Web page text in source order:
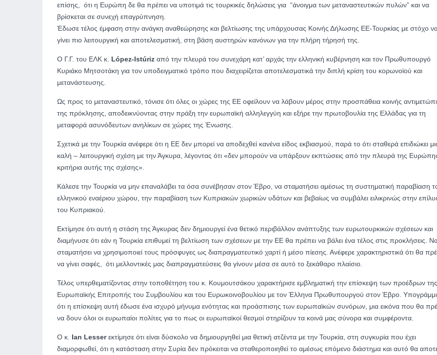
επίσης, ότι η Ευρώπη δε θα πρέπει να υποτιμά τις τουρκικές δηλώσεις για “άνοιγμα των μεταναστευτικών πυλών” και να
βρίσκεται σε συνεχή επαγρύπνηση.
Έδωσε τέλος έμφαση στην ανάγκη αναθεώρησης και βελτίωσης της υπάρχουσας Κοινής Δήλωσης ΕΕ-Τουρκίας με στόχο
γίνει πιο λειτουργική και αποτελεσματική, στη βάση αυστηρών κανόνων για την πλήρη τήρησή της.
Ο Γ.Γ. του ΕΛΚ κ. López-Istúriz από την πλευρά του συνεχάρη κατ’ αρχάς την ελληνική κυβέρνηση και τον Πρωθυπουργό
Κυριάκο Μητσοτάκη για τον υποδειγματικό τρόπο που διαχειρίζεται αποτελεσματικά την διπλή κρίση του κορωνοϊού και
μετανάστευσης.
Ως προς το μεταναστευτικό, τόνισε ότι όλες οι χώρες της ΕΕ οφείλουν να λάβουν μέρος στην προσπάθεια κοινής
της πρόκλησης, αποδεικνύοντας στην πράξη την ευρωπαϊκή αλληλεγγύη και εξήρε την πρωτοβουλία της Ελλάδας για τη
μεταφορά ασυνόδευτων ανηλίκων σε χώρες της Ένωσης.
Σχετικά με την Τουρκία ανέφερε ότι η ΕΕ δεν μπορεί να αποδεχθεί κανένα είδος εκβιασμού, παρά το ότι σταθερά επιδιώκει
καλή – λειτουργική σχέση με την Άγκυρα, λέγοντας ότι «δεν μπορούν να υπάρξουν εκπτώσεις από την πλευρά της
κριτήρια αυτής της σχέσης».
Κάλεσε την Τουρκία να μην επαναλάβει τα όσα συνέβησαν στον Έβρο, να σταματήσει αμέσως τη συστηματική παραβίαση
ελληνικού εναέριου χώρου, την παραβίαση των Κυπριακών χωρικών υδάτων και βεβαίως να συμβάλει ειλικρινώς στην
του Κυπριακού.
Εκτίμησε ότι αυτή η στάση της Άγκυρας δεν δημιουργεί ένα θετικό περιβάλλον ανάπτυξης των ευρωτουρκικών σχέσεων και
διαμήνυσε ότι εάν η Τουρκία επιθυμεί τη βελτίωση των σχέσεων με την ΕΕ θα πρέπει να βάλει ένα τέλος στις προκλήσεις.
σταματήσει να χρησιμοποιεί τους πρόσφυγες ως διαπραγματευτικό χαρτί ή μέσο πίεσης. Ανέφερε χαρακτηριστικά ότι θα
να γίνει σαφές, ότι μελλοντικές μας διαπραγματεύσεις θα γίνουν μέσα σε αυτό το ξεκάθαρο πλαίσιο.
Τέλος υπερθεματίζοντας στην τοποθέτηση του κ. Κουμουτσάκου χαρακτήρισε εμβληματική την επίσκεψη των προέδρων της
Ευρωπαϊκής Επιτροπής του Συμβουλίου και του Ευρωκοινοβουλίου με τον Έλληνα Πρωθυπουργού στον Έβρο.
ότι η επίσκεψη αυτή έδωσε ένα ισχυρό μήνυμα ενότητας και προάσπισης των ευρωπαϊκών συνόρων, μια εικόνα που θα
να δουν όλοι οι ευρωπαίοι πολίτες για το πως οι ευρωπαϊκοί θεσμοί στηρίζουν τα κοινά μας σύνορα και συμφέροντα.
Ο κ. Ian Lesserεκτίμησε ότι είναι δύσκολο να δημιουργηθεί μια θετική ατζέντα με την Τουρκία, στη συγκυρία που έχει
διαμορφωθεί, ότι η κατάσταση στην Συρία δεν πρόκειται να σταθεροποιηθεί το αμέσως επόμενο διάστημα και αυτό θα